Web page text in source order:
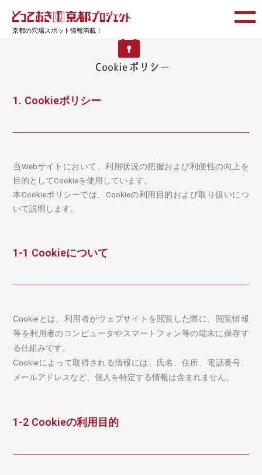
京都の穴場スポット情報満載！
1. Cookieポリシー
当Webサイトにおいて、利用状況の把握および利便性の向上を
目的としてCookieを使用しています。
本Cookieポリシーでは、Cookieの利用目的および取り扱いにつ
いて説明します。
1-1 Cookieについて
Cookieとは、利用者がウェブサイトを閲覧した際に、閲覧情報
等を利用者のコンピュータやスマートフォン等の端末に保存す
る仕組みです。
Cookieによって取得される情報には、氏名、住所、電話番号、
メールアドレスなど、個人を特定する情報は含まれません。
1-2 Cookieの利用目的